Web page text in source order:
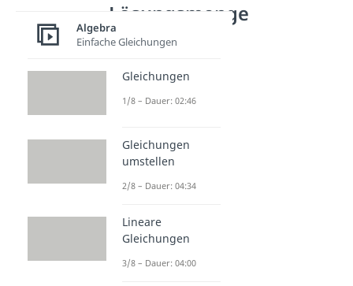
Lösungsmenge
Algebra
Einfache Gleichungen
Gleichungen
1/8 – Dauer: 02:46
Gleichungen
umstellen
2/8 – Dauer: 04:34
Lineare
Gleichungen
3/8 – Dauer: 04:00